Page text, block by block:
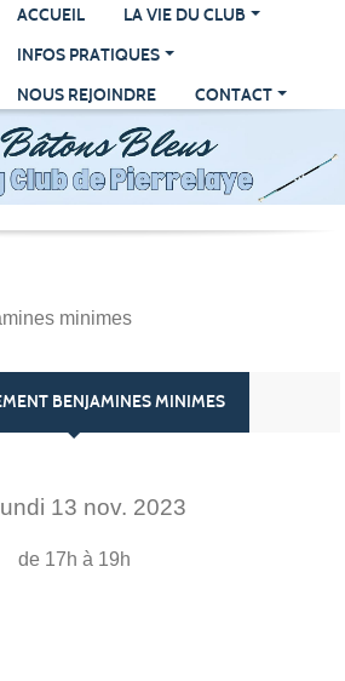
ACCUEIL
LA VIE DU CLUB
INFOS PRATIQUES
NOUS REJOINDRE
CONTACT
minimes
BENJAMINES MINIMES
13 nov. 2023
de 17h à 19h
cookies